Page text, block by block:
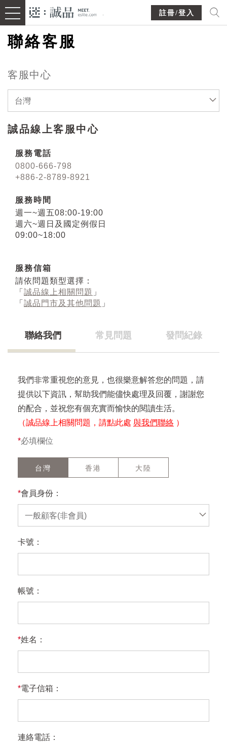
註冊/登入
聯絡客服
客服中心
台灣
誠品線上客服中心
服務電話
0800-666-798
+886-2-8789-8921
服務時間
週一~週五08:00-19:00
週六~週日及國定例假日
09:00~18:00
服務信箱
請依問題類型選擇：
「 誠品線上相關問題 」
「 誠品門市及其他問題 」
聯絡我們 常見問題 發問紀錄
我們非常重視您的意見，也很樂意解答您的問題，請
提供以下資訊，幫助我們能儘快處理及回覆，謝謝您
的配合，並祝您有個充實而愉快的閱讀生活。
（誠品線上相關問題，請點此處 與我們聯絡 ）
*必填欄位
台灣 香港 大陸
*會員身份：
一般顧客(非會員)
卡號：
帳號：
*姓名：
*電子信箱：
連絡電話：